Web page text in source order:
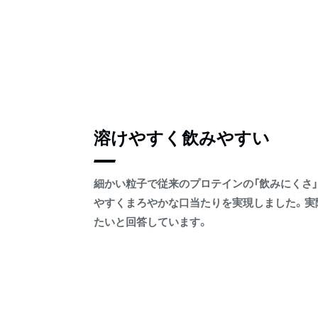
溶けやすく飲みやすい
細かい粒子で従来のプロテインの「飲みにくさ
やすくまろやかな口当たりを実現しました。
たいと回答しています。